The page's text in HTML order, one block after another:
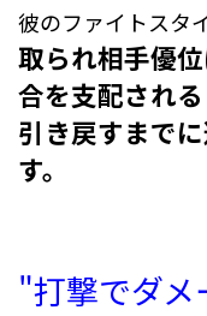
彼のファイトスタ
取られ相手優
合を支配され
引き戻すまで
す。
"打撃でダメ